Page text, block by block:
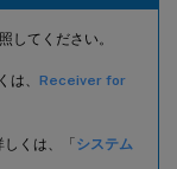
してください。
、 Receiver for
くは、「システム